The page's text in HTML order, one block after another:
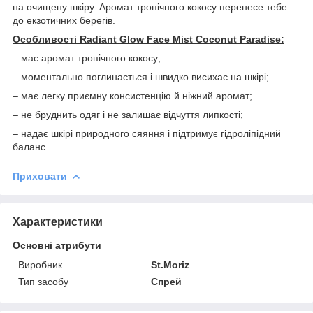
на очищену шкіру. Аромат тропічного кокосу перенесе тебе
до екзотичних берегів.
Особливості Radiant Glow Face Mist Coconut Paradise:
– має аромат тропічного кокосу;
– моментально поглинається і швидко висихає на шкірі;
– має легку приємну консистенцію й ніжний аромат;
– не бруднить одяг і не залишає відчуття липкості;
– надає шкірі природного сяяння і підтримує гідроліпідний
баланс.
Приховати
Характеристики
Основні атрибути
Виробник
St.Moriz
Тип засобу
Спрей